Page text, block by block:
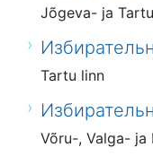
Jõgeva- ja
Tartu linn
Võru-, Valga- ja